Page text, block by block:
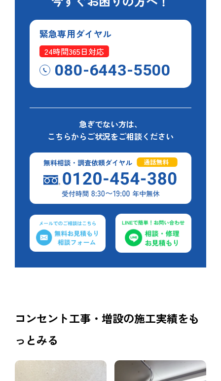
緊急専用ダイヤル
24時間365日対応
080-6443-5500
急ぎでない方は、
こちらからご状況をご相談ください
コンセント工事・増設の施工実績をも
っとみる